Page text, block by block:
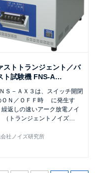
ストトランジェント／バ
ト試験機 FNS-A…
Ｓ－ＡＸ３は、スイッチ開閉
ＯＮ／ＯＦＦ時 に発生す
繰返しの速いアーク放電ノイ
トランジェントノイズ…
社ノイズ研究所